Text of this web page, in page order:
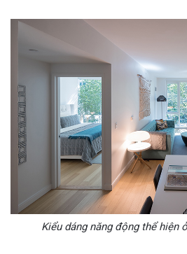
Kiểu dáng năng động thể hiện